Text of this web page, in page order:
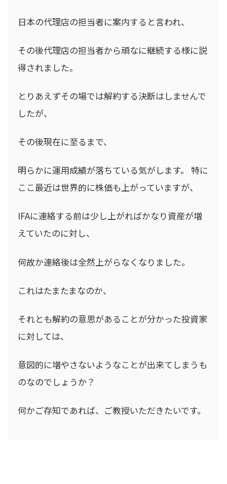
日本の代理店の担当者に案内すると言われ、
その後代理店の担当者から頑なに継続する様に説
得されました。
とりあえずその場では解約する決断はしませんで
したが、
その後現在に至るまで、
明らかに運用成績が落ちている気がします。 特に
ここ最近は世界的に株価も上がっていますが、
IFAに連絡する前は少し上がればかなり資産が増
えていたのに対し、
何故か連絡後は全然上がらなくなりました。
これはたまたまなのか、
それとも解約の意思があることが分かった投資家
に対しては、
意図的に増やさないようなことが出来てしまうも
のなのでしょうか？
何かご存知であれば、ご教授いただきたいです。